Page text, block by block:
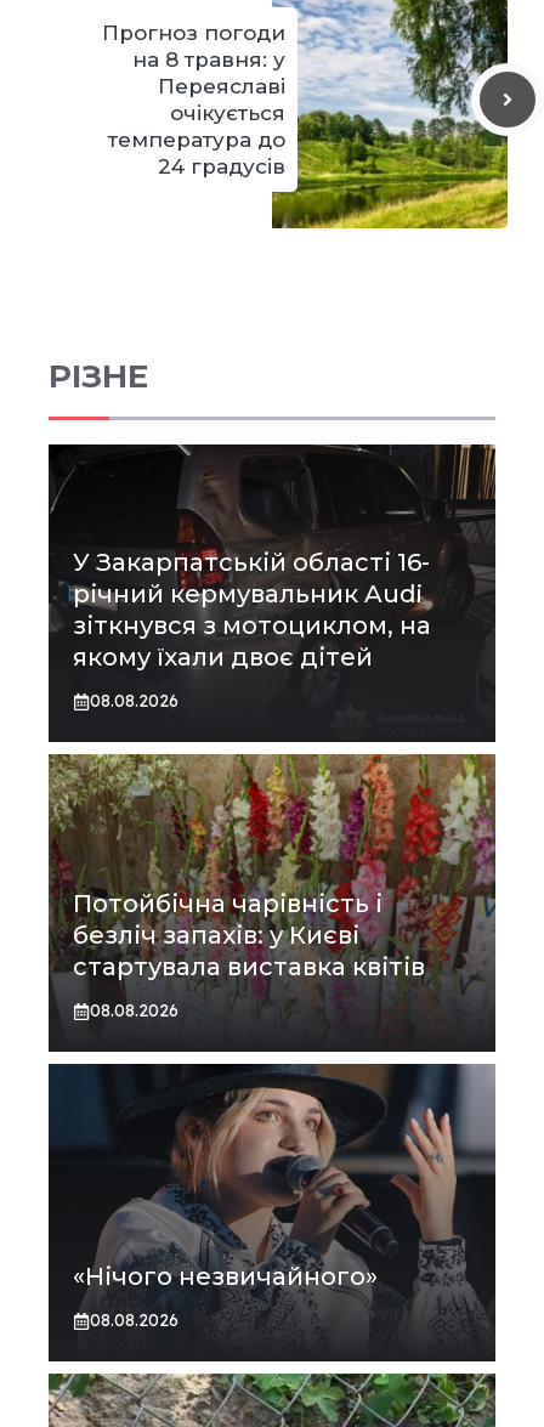
Прогноз погоди
на 8 травня: у
Переяславі
очікується
температура до
24 градусів
РІЗНЕ
У Закарпатській області 16-
річний кермувальник Audi
зіткнувся з мотоциклом, на
якому їхали двоє дітей
08.08.2026
Потойбічна чарівність і
безліч запахів: у Києві
стартувала виставка квітів
08.08.2026
«Нічого незвичайного»
08.08.2026